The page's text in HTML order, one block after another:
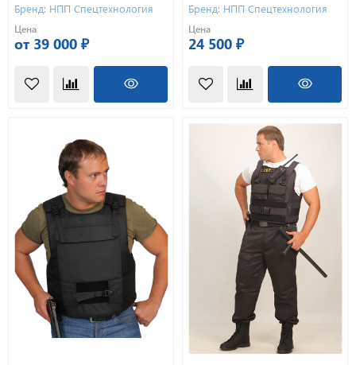
Бренд: НПП Спецтехнология
Цена
от 39 000 ₽
Бренд: НПП Спецтехнология
Цена
24 500 ₽